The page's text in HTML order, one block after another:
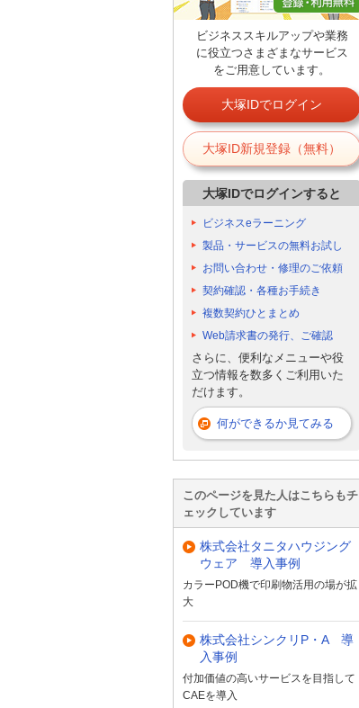
ビジネススキルアップや業務
に役立つさまざまなサービス
をご用意しています。
大塚IDでログイン
大塚ID新規登録（無料）
大塚IDでログインすると
ビジネスeラーニング
製品・サービスの無料お試し
お問い合わせ・修理のご依頼
契約確認・各種お手続き
複数契約ひとまとめ
Web請求書の発行、ご確認
さらに、便利なメニューや役
立つ情報を数多くご利用いた
だけます。
何ができるか見てみる
このページを見た人はこちらもチ
ェックしています
株式会社タニタハウジング
ウェア 導入事例
カラーPOD機で印刷物活用の場が拡
大
株式会社シンクリP・A 導
入事例
付加価値の高いサービスを目指して
CAEを導入